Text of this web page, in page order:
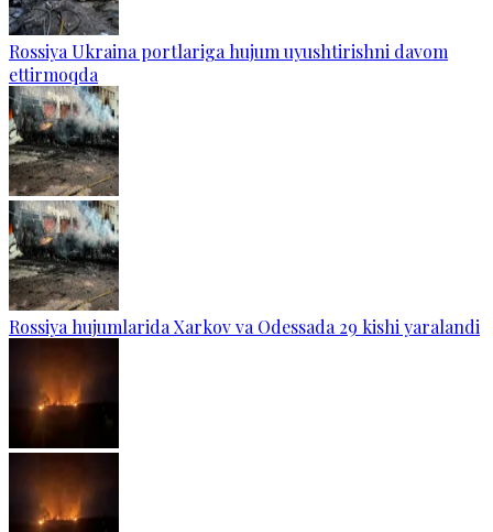
Rossiya Ukraina portlariga hujum uyushtirishni davom
ettirmoqda
Rossiya hujumlarida Xarkov va Odessada 29 kishi yaralandi